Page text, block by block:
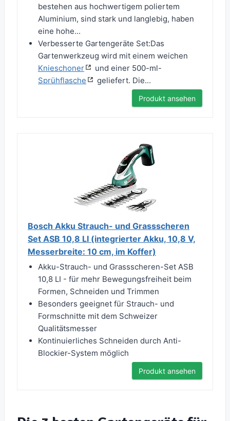
bestehen aus hochwertigem poliertem
Aluminium, sind stark und langlebig, haben
eine hohe...
Verbesserte Gartengeräte Set:Das
Gartenwerkzeug wird mit einem weichen
Knieschoner
und einer 500-ml-
Sprühflasche
geliefert. Die...
Produkt ansehen
Bosch Akku Strauch- und Grassscheren
Set ASB 10,8 LI (integrierter Akku, 10,8 V,
Messerbreite: 10 cm, im Koffer)
Akku-Strauch- und Grassscheren-Set ASB
10,8 LI - für mehr Bewegungsfreiheit beim
Formen, Schneiden und Trimmen
Besonders geeignet für Strauch- und
Formschnitte mit dem Schweizer
Qualitätsmesser
Kontinuierliches Schneiden durch Anti-
Blockier-System möglich
Produkt ansehen